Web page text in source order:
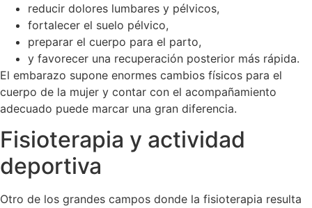
reducir dolores lumbares y pélvicos,
fortalecer el suelo pélvico,
preparar el cuerpo para el parto,
y favorecer una recuperación posterior más rápida.
El embarazo supone enormes cambios físicos para el
cuerpo de la mujer y contar con el acompañamiento
adecuado puede marcar una gran diferencia.
Fisioterapia y actividad
deportiva
Otro de los grandes campos donde la fisioterapia resulta